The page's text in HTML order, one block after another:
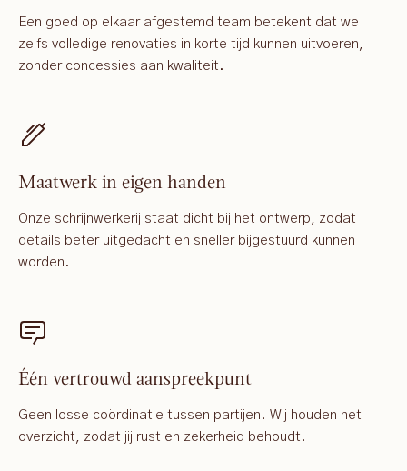
Een goed op elkaar afgestemd team betekent dat we
zelfs volledige renovaties in korte tijd kunnen uitvoeren,
zonder concessies aan kwaliteit.
Maatwerk in eigen handen
Onze schrijnwerkerij staat dicht bij het ontwerp, zodat
details beter uitgedacht en sneller bijgestuurd kunnen
worden.
Één vertrouwd aanspreekpunt
Geen losse coördinatie tussen partijen. Wij houden het
overzicht, zodat jij rust en zekerheid behoudt.